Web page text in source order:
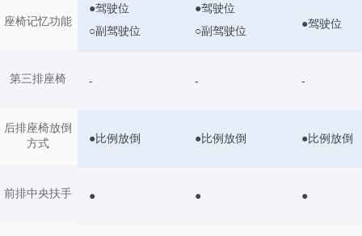
座椅记忆功能
第三排座椅
后排座椅放倒
方式
前排中央扶手
●驾驶位
○副驾驶位
●驾驶位
○副驾驶位
●驾驶位
- - -
●比例放倒 ●比例放倒 ●比例放倒
● ● ●